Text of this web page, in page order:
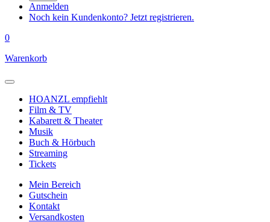
Anmelden
Noch kein Kundenkonto? Jetzt registrieren.
0
Warenkorb
HOANZL empfiehlt
Film & TV
Kabarett & Theater
Musik
Buch & Hörbuch
Streaming
Tickets
Mein Bereich
Gutschein
Kontakt
Versandkosten